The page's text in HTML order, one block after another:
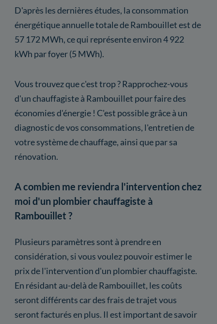
D'après les dernières études, la consommation
énergétique annuelle totale de Rambouillet est de
57 172 MWh, ce qui représente environ 4 922
kWh par foyer (5 MWh).
Vous trouvez que c'est trop ? Rapprochez-vous
d'un chauffagiste à Rambouillet pour faire des
économies d'énergie ! C'est possible grâce à un
diagnostic de vos consommations, l'entretien de
votre système de chauffage, ainsi que par sa
rénovation.
A combien me reviendra l'intervention chez
moi d'un plombier chauffagiste à
Rambouillet ?
Plusieurs paramètres sont à prendre en
considération, si vous voulez pouvoir estimer le
prix de l'intervention d'un plombier chauffagiste.
En résidant au-delà de Rambouillet, les coûts
seront différents car des frais de trajet vous
seront facturés en plus. Il est important de savoir